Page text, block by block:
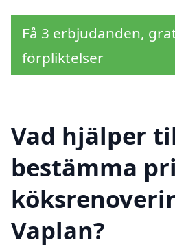
Få 3 erbjudanden,
förpliktelser
Vad hjälper
bestämma
Vaplan?